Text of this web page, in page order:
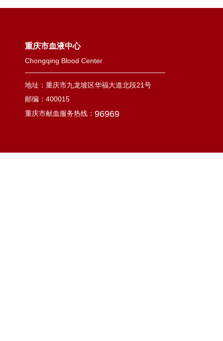
重庆市血液中心
Chongqing Blood Center
地址：重庆市九龙坡区华福大道北段21号
邮编：400015
重庆市献血服务热线： 96969